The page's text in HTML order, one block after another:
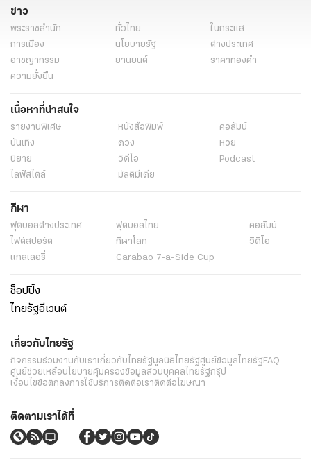
ข่าว
พระราชสำนัก ทั่วไทย
ในกระแส
การเมือง
นโยบายรัฐ
ต่างประเทศ
อาชญากรรม
ยานยนต์
ราคาทองคำ
ความยั่งยืน
เนื้อหาที่น่าสนใจ
รายงานพิเศษ หนังสือพิมพ์
คอลัมน์
บันเทิง
ดวง
หวย
นิยาย
วิดีโอ
Podcast
ไลฟ์สไตล์
มัลติมีเดีย
กีฬา
ฟุตบอลต่่างประเทศ ฟุตบอลไทย
คอลัมน์
ไฟต์สปอร์ต
กีฬาโลก
วิดีโอ
แกลเลอรี่
Carabao 7-a-Side Cup
ช็อปปิ้ง
ไทยรัฐอีเวนต์
เกี่ยวกับไทยรัฐ
กิจกรรมร่วมงานกับเราเกี่ยวกับไทยรัฐมูลนิธิไทยรัฐศูนย์ข้อมูลไทยรัฐFAQ
ศูนย์ช่วยเหลือนโยบายคุ้มครองข้อมูลส่วนบุคคลไทยรัฐกรุ๊ป
เงื่อนไขข้อตกลงการใช้บริการติดต่อเราติดต่อโฆษณา
ติดตามเราได้ที่